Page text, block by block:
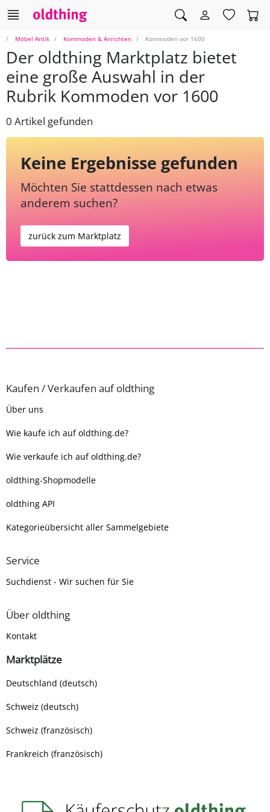
Möbel Antik Kommoden & Anrichten Kommoden vor 1600
Der oldthing Marktplatz bietet
eine große Auswahl in der
Rubrik Kommoden vor 1600
0 Artikel gefunden
Keine Ergebnisse gefunden
Möchten Sie stattdessen nach etwas
anderem suchen?
zurück zum Marktplatz
Kaufen / Verkaufen auf oldthing
Über uns
Wie kaufe ich auf oldthing.de?
Wie verkaufe ich auf oldthing.de?
oldthing-Shopmodelle
oldthing API
Kategorieübersicht aller Sammelgebiete
Service
Suchdienst - Wir suchen für Sie
Über oldthing
Kontakt
Marktplätze
Deutschland (deutsch)
Schweiz (deutsch)
Schweiz (französisch)
Frankreich (französisch)